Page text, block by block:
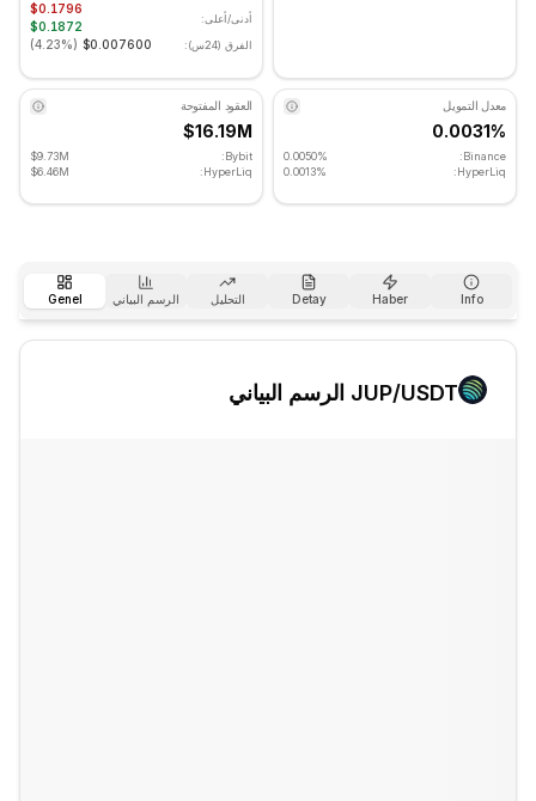
أدنى/أعلى:
$0.1796
$0.1872
الفرق (24س): $0.007600
(
4.23%
)
معدل التمويل
0.0031%
Binance:
0.0050%
HyperLiq:
0.0013%
العقود المفتوحة
$16.19M
Bybit:
$9.73M
HyperLiq:
$6.46M
Genel الرسم البياني التحليل Detay Haber Info
JUP/USDT الرسم البياني